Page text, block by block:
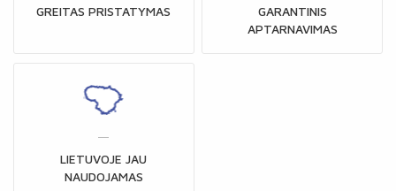
GREITAS PRISTATYMAS
GARANTINIS
APTARNAVIMAS
LIETUVOJE JAU
NAUDOJAMAS